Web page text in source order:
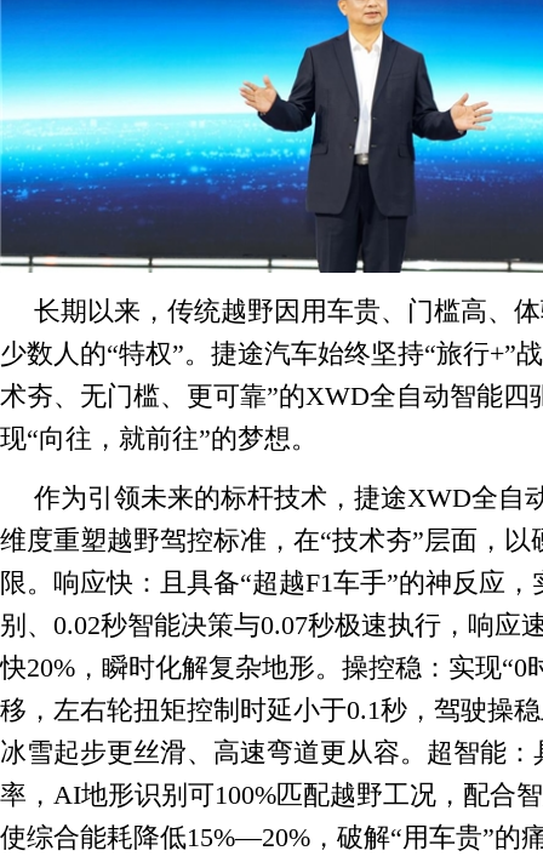
长期以来，传统越野因用车贵、门槛高、
少数人的“特权”。捷途汽车始终坚持“旅行+”
术夯、无门槛、更可靠”的XWD全自动智能四
现“向往，就前往”的梦想。
作为引领未来的标杆技术，捷途XWD全自
维度重塑越野驾控标准，在“技术夯”层面，
限。响应快：且具备“超越F1车手”的神反应，
别、0.02秒智能决策与0.07秒极速执行，响应
快20%，瞬时化解复杂地形。操控稳：实现“0
移，左右轮扭矩控制时延小于0.1秒，驾驶操
冰雪起步更丝滑、高速弯道更从容。超智能：
率，AI地形识别可100%匹配越野工况，配合
使综合能耗降低15%—20%，破解“用车贵”的